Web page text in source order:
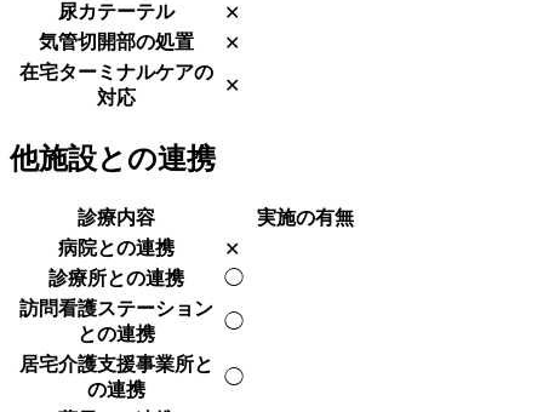
尿カテーテル
✕
気管切開部の処置
✕
在宅ターミナルケアの
対応
✕
他施設との連携
診療内容
実施の有無
病院との連携
✕
診療所との連携
◯
訪問看護ステーション
との連携
◯
居宅介護支援事業所と
の連携
◯